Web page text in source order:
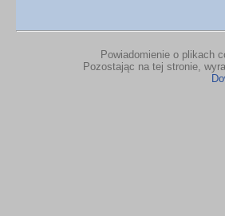
Powiadomienie o plikach
Pozostając na tej stronie,